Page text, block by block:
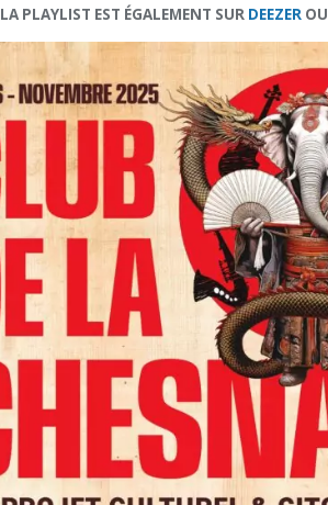
LA PLAYLIST EST ÉGALEMENT SUR DEEZER